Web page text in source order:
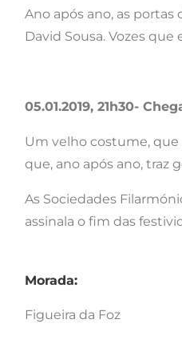
Ano após ano, as portas
David Sousa. Vozes
05.01.2019, 21h30-
Um velho costume, que
que, ano após ano, traz
As Sociedades
assinala o fim das
Morada:
Figueira da Foz